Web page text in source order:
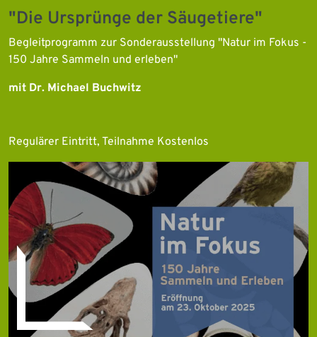
"Die Ursprünge der Säugetiere"
Begleitprogramm zur Sonderausstellung "Natur im Fokus -
150 Jahre Sammeln und erleben"
mit Dr. Michael Buchwitz
Regulärer Eintritt, Teilnahme Kostenlos